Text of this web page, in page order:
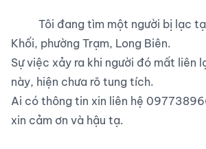
Khối, phường Trạm, Long Biên.
Sự việc xảy ra khi người đó mất liên
này, hiện chưa rõ tung tích.
Ai có thông tin xin liên hệ
xin cảm ơn và hậu tạ.